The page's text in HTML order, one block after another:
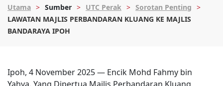
Utama Sumber UTC Perak
Sorotan Penting
LAWATAN MAJLIS PERBANDARAN KLUANG KE MAJLIS
BANDARAYA IPOH
Ipoh, 4 November 2025 — Encik Mohd Fahmy bin